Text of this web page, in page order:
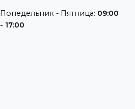
Понедельник - Пятница: 09:00
- 17:00